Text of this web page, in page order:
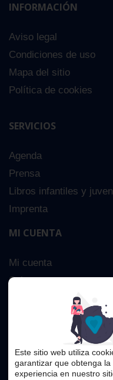
INFORMACIÓN
Aviso legal
Condiciones de uso
Mapa del sitio
Política de cookies
SERVICIOS
Agenda
Prensa
Libros infantiles y
Imprenta
MI CUENTA
Mi cuenta
Sobre nosotros
Búsqueda Avanzada
Copyright © 2016.
Este sitio web utiliza
garantizar que obtenga la
experiencia en nuestro